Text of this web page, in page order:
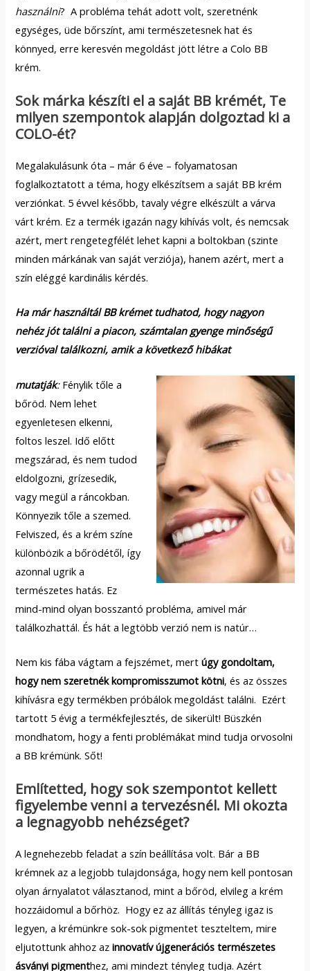
használni? A probléma tehát adott volt, szeretnénk
egységes, üde bőrszínt, ami természetesnek hat és
könnyed, erre keresvén megoldást jött létre a Colo BB
krém.
Sok márka készíti el a saját BB krémét, Te
milyen szempontok alapján dolgoztad ki a
COLO-ét?
Megalakulásunk óta – már 6 éve – folyamatosan
foglalkoztatott a téma, hogy elkészítsem a saját BB krém
verziónkat. 5 évvel később, tavaly végre elkészült a várva
várt krém. Ez a termék igazán nagy kihívás volt, és nemcsak
azért, mert rengetegfélét lehet kapni a boltokban (szinte
minden márkának van saját verziója), hanem azért, mert a
szín eléggé kardinális kérdés.
Ha már használtál BB krémet tudhatod, hogy nagyon
nehéz jót találni a piacon, számtalan gyenge minőségű
verzióval találkozni, amik a következő hibákat
mutatják: Fénylik tőle a
bőröd. Nem lehet
egyenletesen elkenni,
foltos leszel. Idő előtt
megszárad, és nem tudod
eldolgozni, grízesedik,
vagy megül a ráncokban.
Könnyezik tőle a szemed.
Felviszed, és a krém színe
különbözik a bőrödétől, így
azonnal ugrik a
természetes hatás. Ez
mind-mind olyan bosszantó probléma, amivel már
találkozhattál. És hát a legtöbb verzió nem is natúr…
Nem kis fába vágtam a fejszémet, mertúgy gondoltam,
hogy nem szeretnék kompromisszumot kötni, és az összes
kihívásra egy termékben próbálok megoldást találni. Ezért
tartott 5 évig a termékfejlesztés, de sikerült! Büszkén
mondhatom, hogy a fenti problémákat mind tudja orvosolni
a BB krémünk. Sőt!
Említetted, hogy sok szempontot kellett
figyelembe venni a tervezésnél. Mi okozta
a legnagyobb nehézséget?
A legnehezebb feladat a szín beállítása volt. Bár a BB
krémnek az a legjobb tulajdonsága, hogy nem kell pontosan
olyan árnyalatot választanod, mint a bőröd, elvileg a krém
hozzáidomul a bőrhöz. Hogy ez az állítás tényleg igaz is
legyen, a krémünkre sok-sok pigmentet teszteltem, mire
eljutottunk ahhoz azinnovatív újgenerációs természetes
ásványi pigmenthez, ami mindezt tényleg tudja. Azért